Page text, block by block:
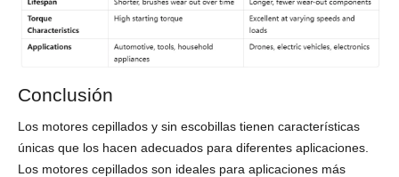
Conclusión
Los motores cepillados y sin escobillas tienen características
únicas que los hacen adecuados para diferentes aplicaciones.
Los motores cepillados son ideales para aplicaciones más